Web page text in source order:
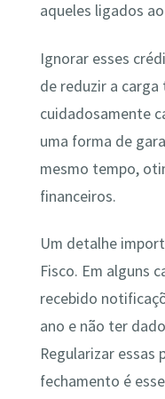
aqueles ligados
Ignorar esses
de reduzir a
cuidadosamente
uma forma de
mesmo tempo,
financeiros.
Um detalhe
Fisco. Em alguns
recebido
ano e não ter
Regularizar essas
fechamento é